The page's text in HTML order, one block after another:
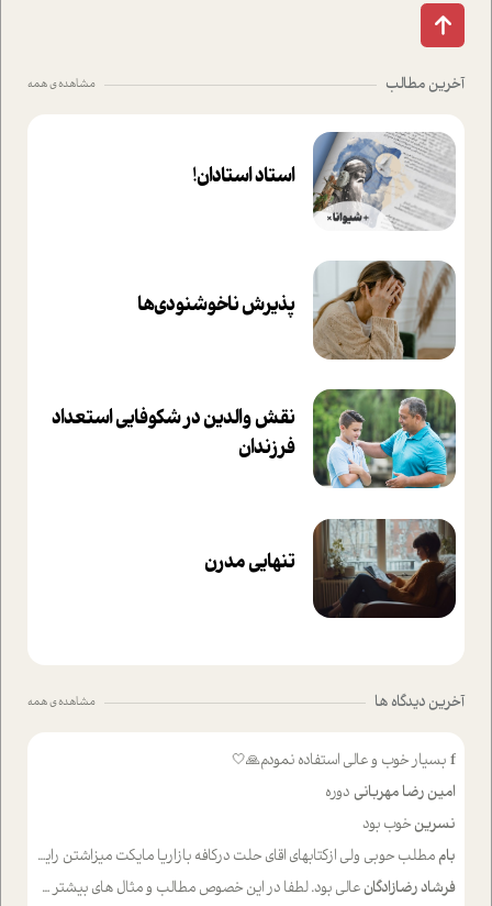
آخرین مطالب مشاهده ی همه
استاد استادان!
پذیرش ناخوشنودی‌ها
نقش والدین در شکوفا‌یی ا‌ستعداد
فرزندان‌
تنهایی مدرن
آخرین دیدگاه ها مشاهده ی همه
f بسیار خوب و عالی استفاده نمودم🙏🤍
امین رضا مهربانی دوره
نسرینخوب بود
بام مطلب حوبی ولی ازکتابهای اقای حلت درکافه بازاریا مایکت میزاشتن رایگان خوب بود ولی هرکدام خلاصه شده ش تومجله از طریق سایت هم خوبه اینکه درزیر اخرصفحه گذاشته شده خب ادم خبره میره نصب میکنه میخونه ولی هرکسی گوشیش ظرفیتش نداره باتشکر
فرشاد رضازادگان عالی بود. لطفا در این خصوص مطالب و مثال های بیشتر ی ارایه دهید